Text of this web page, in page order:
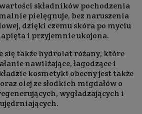
składników pochodzenia
pielęgnuje, bez naruszenia
dzięki czemu skóra po myciu
i przyjemnie ukojona.
się także hydrolat różany, które
nawilżające, łagodzące i
kosmetyki obecny jest także
olej ze słodkich migdałów o
wygładzających i
ujędrniających.